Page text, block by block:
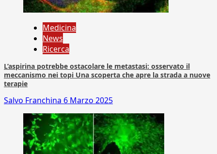
Medicina
News
Ricerca
L’aspirina potrebbe ostacolare le metastasi: osservato il
meccanismo nei topi Una scoperta che apre la strada a nuove
terapie
Salvo Franchina 6 Marzo 2025